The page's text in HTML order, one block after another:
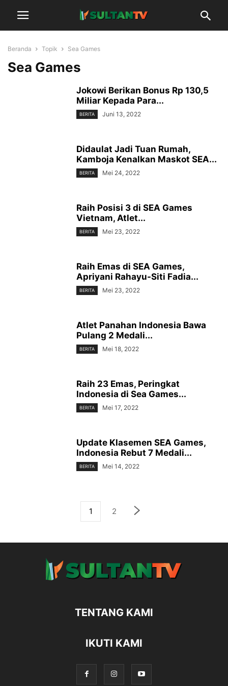
Beranda Topik Sea Games
Sea Games
Jokowi Berikan Bonus Rp 130,5
Miliar Kepada Para...
BERITA Juni 13, 2022
Didaulat Jadi Tuan Rumah,
Kamboja Kenalkan Maskot SEA...
BERITA Mei 24, 2022
Raih Posisi 3 di SEA Games
Vietnam, Atlet...
BERITA Mei 23, 2022
Raih Emas di SEA Games,
Apriyani Rahayu-Siti Fadia...
BERITA Mei 23, 2022
Atlet Panahan Indonesia Bawa
Pulang 2 Medali...
BERITA Mei 18, 2022
Raih 23 Emas, Peringkat
Indonesia di Sea Games...
BERITA Mei 17, 2022
Update Klasemen SEA Games,
Indonesia Rebut 7 Medali...
BERITA Mei 14, 2022
1 2
TENTANG KAMI
IKUTI KAMI